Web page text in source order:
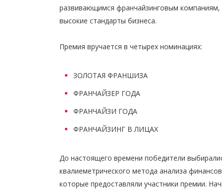
развивающимся франчайзинговым
высокие стандарты бизнеса.
Премия вручается в четырех номинациях:
ЗОЛОТАЯ ФРАНШИЗА
ФРАНЧАЙЗЕР ГОДА
ФРАНЧАЙЗИ ГОДА
ФРАНЧАЙЗИНГ В ЛИЦАХ
До настоящего времени победители
квалиеметрического метода анализа
которые предоставляли участники премии.